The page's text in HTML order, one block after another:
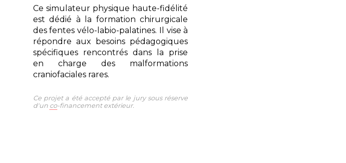
Ce simulateur physique haute-fidélité
est dédié à la formation chirurgicale
des fentes vélo-labio-palatines. Il vise à
répondre aux besoins pédagogiques
spécifiques rencontrés dans la prise
en charge des malformations
craniofaciales rares.
Ce projet a été accepté par le jury sous réserve
d'un co-financement extérieur.